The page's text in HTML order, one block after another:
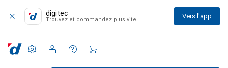
digitec
Trouvez et commandez plus vite Vers l'app
Paramètres
Compte client
Listes de comparaison
Listes d'envies
Panier